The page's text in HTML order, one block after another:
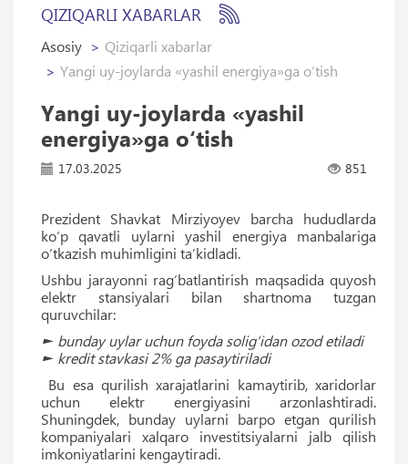
QIZIQARLI XABARLAR
Asosiy
Qiziqarli xabarlar
Yangi uy-joylarda «yashil energiya»ga o‘tish
Yangi uy-joylarda «yashil
energiya»ga o‘tish
17.03.2025 851
Prezident Shavkat Mirziyoyev barcha hududlarda
ko‘p qavatli uylarni yashil energiya manbalariga
o‘tkazish muhimligini ta’kidladi.
Ushbu jarayonni rag‘batlantirish maqsadida quyosh
elektr stansiyalari bilan shartnoma tuzgan
quruvchilar:
► bunday uylar uchun foyda solig‘idan ozod etiladi
► kredit stavkasi 2% ga pasaytiriladi
Bu esa qurilish xarajatlarini kamaytirib, xaridorlar
uchun elektr energiyasini arzonlashtiradi.
Shuningdek, bunday uylarni barpo etgan qurilish
kompaniyalari xalqaro investitsiyalarni jalb qilish
imkoniyatlarini kengaytiradi.